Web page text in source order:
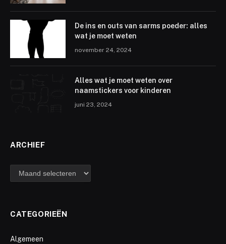
De ins en outs van sarms poeder: alles
wat je moet weten
november 24, 2024
Alles wat je moet weten over
naamstickers voor kinderen
juni 23, 2024
ARCHIEF
archief
CATEGORIEËN
Algemeen